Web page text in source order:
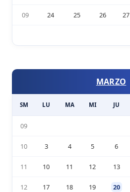
09 24 25 26 27
MARZO
SM LU MA MI JU
09
10 3 4 5 6
11 10 11 12 13
12 17 18 19 20